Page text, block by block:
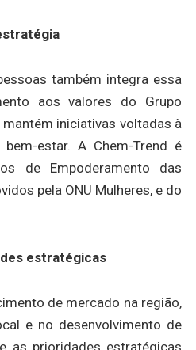
também integra essa
aos valores do Grupo
mantém iniciativas voltadas à
estar. A Chem-Trend é
de Empoderamento das
pela ONU Mulheres, e do
estratégicas
de mercado na região,
e no desenvolvimento de
as prioridades estratégicas